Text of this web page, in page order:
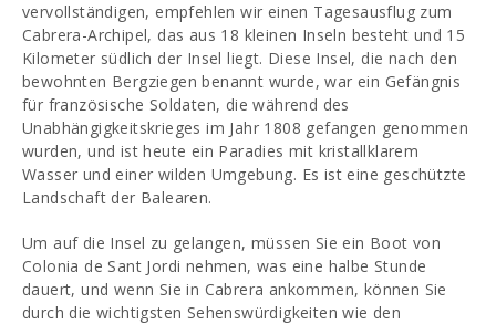
vervollständigen, empfehlen wir einen Tagesausflug zum
Cabrera-Archipel, das aus 18 kleinen Inseln besteht und 15
Kilometer südlich der Insel liegt. Diese Insel, die nach den
bewohnten Bergziegen benannt wurde, war ein Gefängnis
für französische Soldaten, die während des
Unabhängigkeitskrieges im Jahr 1808 gefangen genommen
wurden, und ist heute ein Paradies mit kristallklarem
Wasser und einer wilden Umgebung. Es ist eine geschützte
Landschaft der Balearen.
Um auf die Insel zu gelangen, müssen Sie ein Boot von
Colonia de Sant Jordi nehmen, was eine halbe Stunde
dauert, und wenn Sie in Cabrera ankommen, können Sie
durch die wichtigsten Sehenswürdigkeiten wie den